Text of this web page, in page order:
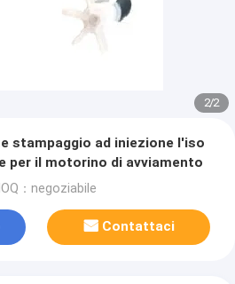
2/2
stampaggio ad iniezione l'iso
per il motorino di avviamento
：negoziabile
Contattaci